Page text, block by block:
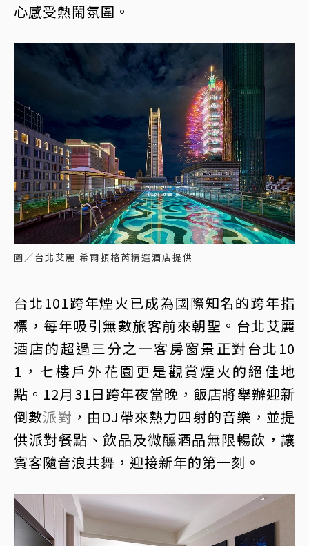
心感受熱鬧氛圍。
圖／台北艾麗 希爾頓格芮精選酒店提供
台北101跨年煙火已成為國際知名的跨年指
標，每年吸引無數旅客前來朝聖。台北艾麗
酒店的超過三分之一客房窗景正對台北10
1，七樓戶外花園更是觀賞煙火的絕佳地
點。12月31日跨年夜當晚，飯店將舉辦迎新
倒數派對 ，由DJ帶來熱力四射的音樂，並提
供派對餐點、飲品及微醺酒品無限暢飲，讓
賓客隨音浪共舞，迎接新年的第一刻。